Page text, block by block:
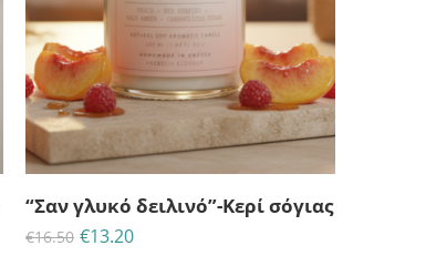
25
ΗΜΈΡΕΣ
06 04
MINS
30
ΔΕΥΤ
“Σαν γλυκό δειλινό”-Κερί σόγιας
€16.50 €13.20